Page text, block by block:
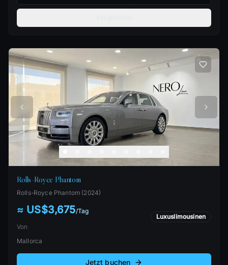
Rolls-Royce Phantom
Rolls-Royce Phantom (2024)
≈ US$3,675/Tag
Von
Luxuslimousinen
Mallorca
Jetzt buchen